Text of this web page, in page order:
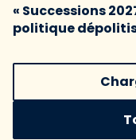
« Successions
politique